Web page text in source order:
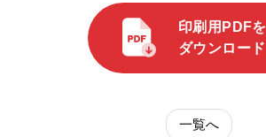
印刷用PDFを
ダウンロード
一覧へ